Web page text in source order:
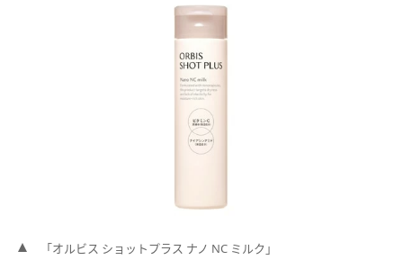
「オルビス ショットプラス ナノ NC ミルク」